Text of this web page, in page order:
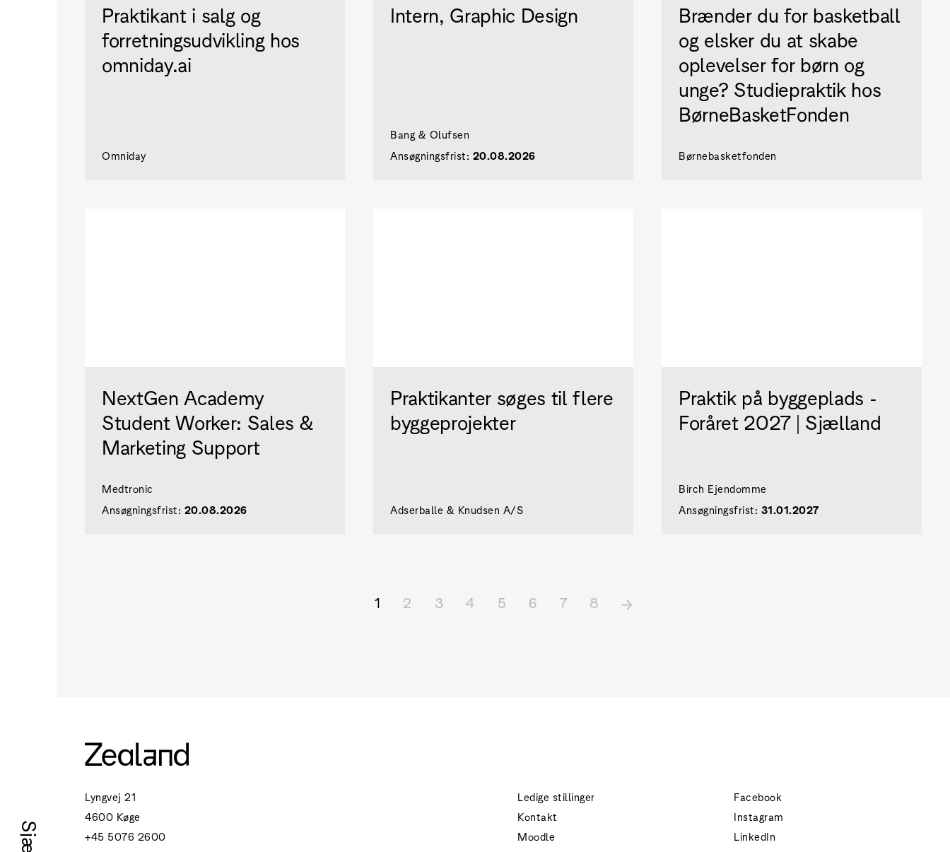
Praktikant i salg og
forretningsudvikling hos
omniday.ai
Omniday
Intern, Graphic Design
Bang & Olufsen
Ansøgningsfrist: 20.08.2026
Brænder du for basketball
og elsker du at skabe
oplevelser for børn og
unge? Studiepraktik hos
BørneBasketFonden
Børnebasketfonden
NextGen Academy
Student Worker: Sales &
Marketing Support
Medtronic
Ansøgningsfrist: 20.08.2026
Praktikanter søges til flere
byggeprojekter
Adserballe & Knudsen A/S
Praktik på byggeplads -
Foråret 2027 | Sjælland
Birch Ejendomme
Ansøgningsfrist: 31.01.2027
1 2 3 4 5 6 7 8
Lyngvej 21
4600 Køge
+45 5076 2600
Ledige stillinger
Kontakt
Moodle
Facebook
Instagram
LinkedIn